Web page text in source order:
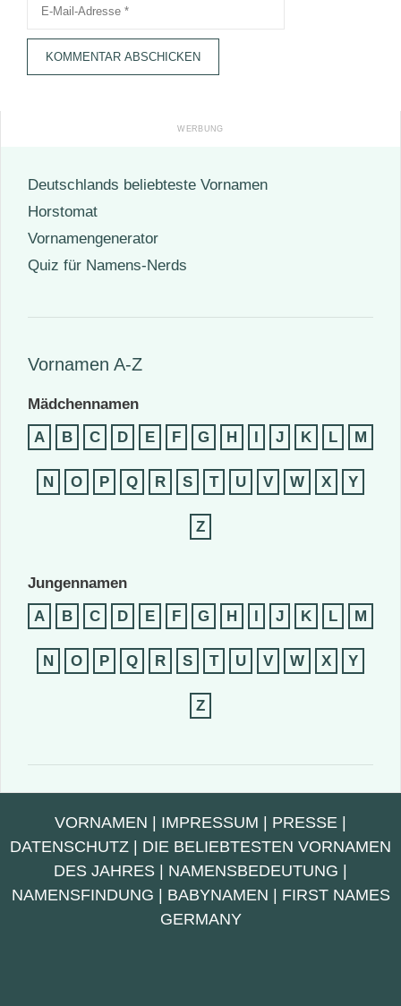
Adresse
Deutschlands beliebteste Vornamen
Horstomat
Vornamengenerator
Quiz für Namens-Nerds
Vornamen A-Z
Mädchennamen
A
B C D E F G H J K L M
N O P Q R S T U V W X Y
Z
Jungennamen
A
B C D E F G H J K L M
N O P Q R S T U V W X Y
Z
VORNAMEN IMPRESSUM PRESSE
DATENSCHUTZ
DIE BELIEBTESTEN VORNAMEN
DES JAHRES
NAMENSBEDEUTUNG
NAMENSFINDUNG
BABYNAMEN
FIRST NAMES
GERMANY